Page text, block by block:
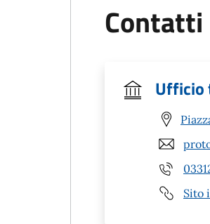
Contatti
Ufficio
Sito